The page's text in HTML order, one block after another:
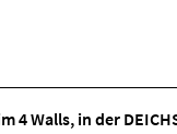
4 Walls, in der